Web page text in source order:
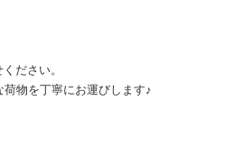
ださい。
物を丁寧にお運びします♪